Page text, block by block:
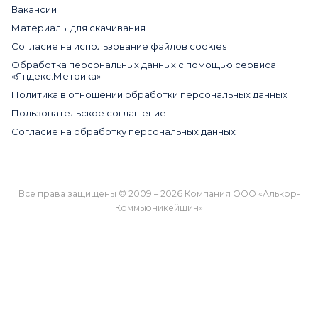
Вакансии
Материалы для скачивания
Cогласие на использование файлов cookies
Обработка персональных данных с помощью сервиса
«Яндекс.Метрика»
Политика в отношении обработки персональных данных
Пользовательское соглашение
Согласие на обработку персональных данных
Все права защищены © 2009 – 2026 Компания ООО «Алькор-
Коммьюникейшин»